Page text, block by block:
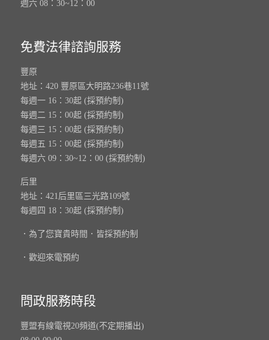
週六 08：30~12：00
免費法律諮詢服務
豐原
地址：420 豐原區大明路236巷11號
每週一 16：30起 (採預約制)
每週二 15：00起 (採預約制)
每週三 15：00起 (採預約制)
每週五 15：00起 (採預約制)
每週六 09：30~12：00 (採預約制)
后里
地址：421后里區三光路109號
每週四 18：30起 (採預約制)
．為了您寶貴時間．皆採預約制
．歡迎來電預約
問政服務時段
豐盟有線電視20頻道(不定期播出)